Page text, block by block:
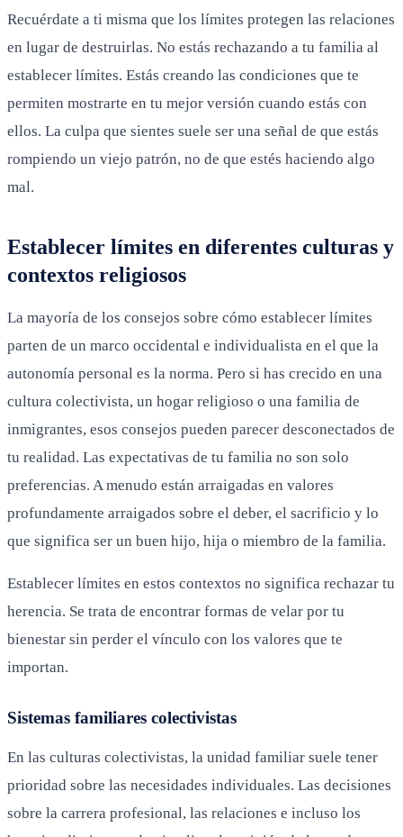
Recuérdate a ti misma que los límites protegen las relaciones
en lugar de destruirlas. No estás rechazando a tu familia al
establecer límites. Estás creando las condiciones que te
permiten mostrarte en tu mejor versión cuando estás con
ellos. La culpa que sientes suele ser una señal de que estás
rompiendo un viejo patrón, no de que estés haciendo algo
mal.
Establecer límites en diferentes culturas y
contextos religiosos
La mayoría de los consejos sobre cómo establecer límites
parten de un marco occidental e individualista en el que la
autonomía personal es la norma. Pero si has crecido en una
cultura colectivista, un hogar religioso o una familia de
inmigrantes, esos consejos pueden parecer desconectados de
tu realidad. Las expectativas de tu familia no son solo
preferencias. A menudo están arraigadas en valores
profundamente arraigados sobre el deber, el sacrificio y lo
que significa ser un buen hijo, hija o miembro de la familia.
Establecer límites en estos contextos no significa rechazar tu
herencia. Se trata de encontrar formas de velar por tu
bienestar sin perder el vínculo con los valores que te
importan.
Sistemas familiares colectivistas
En las culturas colectivistas, la unidad familiar suele tener
prioridad sobre las necesidades individuales. Las decisiones
sobre la carrera profesional, las relaciones e incluso los